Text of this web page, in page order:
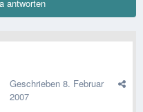
antworten
Geschrieben 8. Februar
2007